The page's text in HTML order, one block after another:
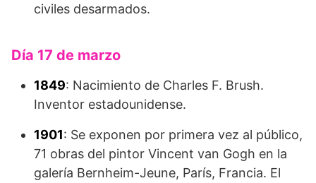
civiles desarmados.
Día 17 de marzo
1849: Nacimiento de Charles F. Brush.
Inventor estadounidense.
1901: Se exponen por primera vez al público,
71 obras del pintor Vincent van Gogh en la
galería Bernheim-Jeune, París, Francia. El